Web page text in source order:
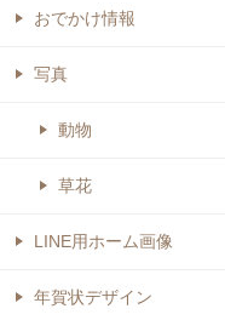
おでかけ情報
写真
動物
草花
LINE用ホーム画像
年賀状デザイン